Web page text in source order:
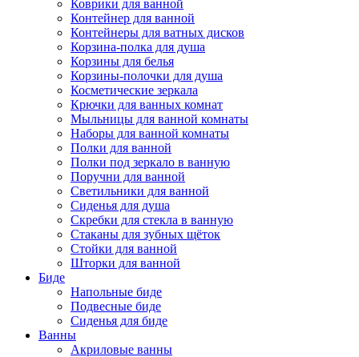
Коврики для ванной
Контейнер для ванной
Контейнеры для ватных дисков
Корзина-полка для душа
Корзины для белья
Корзины-полочки для душа
Косметические зеркала
Крючки для ванных комнат
Мыльницы для ванной комнаты
Наборы для ванной комнаты
Полки для ванной
Полки под зеркало в ванную
Поручни для ванной
Светильники для ванной
Сиденья для душа
Скребки для стекла в ванную
Стаканы для зубных щёток
Стойки для ванной
Шторки для ванной
Биде
Напольные биде
Подвесные биде
Сиденья для биде
Ванны
Акриловые ванны